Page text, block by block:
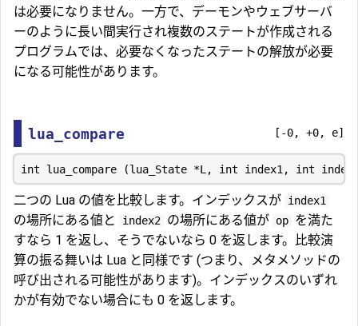
は必要になりません。一方で、デーモンやウェブサーバ
ーのように長い間実行され複数のステートが作成される
プログラムでは、必要なくなったステートの解放が必要
になる可能性があります。
lua_compare [-0, +0, e]
二つの Lua の値を比較します。インデックスが index1
の場所にある値と index2 の場所にある値が op を満た
すなら 1 を返し、そうでないなら 0 を返します。比較演
算の振る舞いは Lua と同様です (つまり、メタメソッドの
呼び出される可能性があります)。インデックスのいずれ
かが有効でない場合にも 0 を返します。